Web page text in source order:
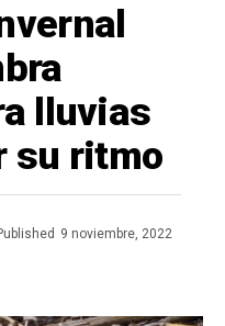
lluvias
su ritmo
9 noviembre, 2022